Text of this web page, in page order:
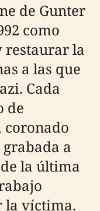
de Gunter
como
restaurar la
a las que
Cada
de
coronado
a
la última
la víctima.